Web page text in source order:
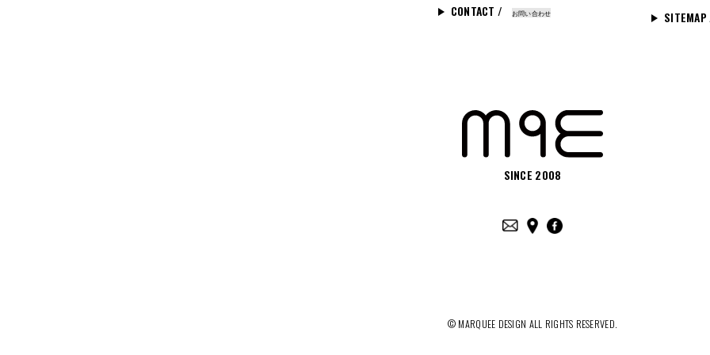
CONTACT / お問い合わせ
SINCE 2008
© MARQUEE DESIGN ALL RIGHTS RESERVED.